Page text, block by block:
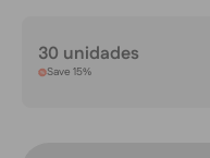
30 unidades
Save 15%